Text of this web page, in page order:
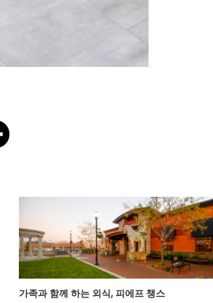
가족과 함께 하는 외식, 피에프 챙스